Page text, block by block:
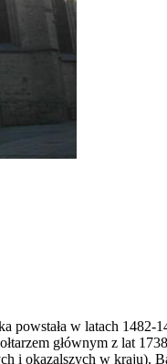
w latach
głównym z lat
i okazalszych w kraju).